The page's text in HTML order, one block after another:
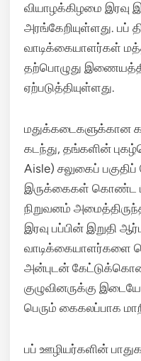
வியாழக்கிழமை இரவு
அரங்கேறியுள்ளது. பப்
வாடிக்கையாளர்கள்
தற்பொழுது
ஏற்படுத்தியுள்ளது.
மதுக்கடைகளுக்கான
கடந்து, தங்களின்
Aisle) சலுகைப்
இருக்கைகள் கொண்ட
நிறுவனம்
இரவு பப்பின் இறுதி
வாடிக்கையாளர்களை
அன்புடன்
குழுவினருக்கு
பெரும் கைகலப்பாக
பப் ஊழியர்களின்